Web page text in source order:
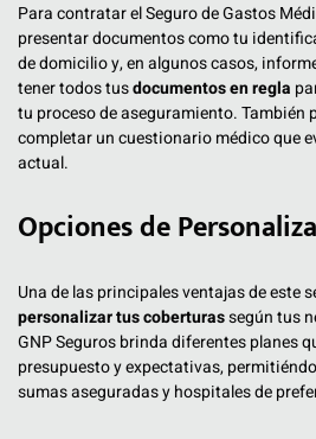
Para contratar el Seguro de Gastos
presentar documentos como tu
de domicilio y, en algunos casos,
tener todos tusdocumentos en regla
tu proceso de aseguramiento. También
completar un cuestionario médico que
actual.
Opciones de
Una de las principales ventajas de este
personalizar tus coberturassegún tus
GNP Seguros brinda diferentes planes
presupuesto y expectativas,
sumas aseguradas y hospitales de